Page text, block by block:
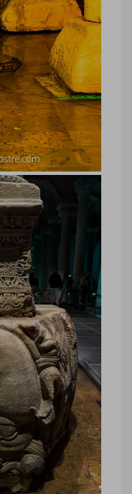
Medusa
Istanbul
dans